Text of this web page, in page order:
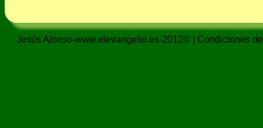
Jesús Alonso-www.elevangelio.es-2012© | Condiciones